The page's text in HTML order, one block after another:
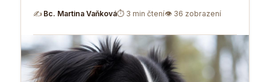
✍ Bc. Martina Vaňková⏱ 3 min čtení👁 36 zobrazení